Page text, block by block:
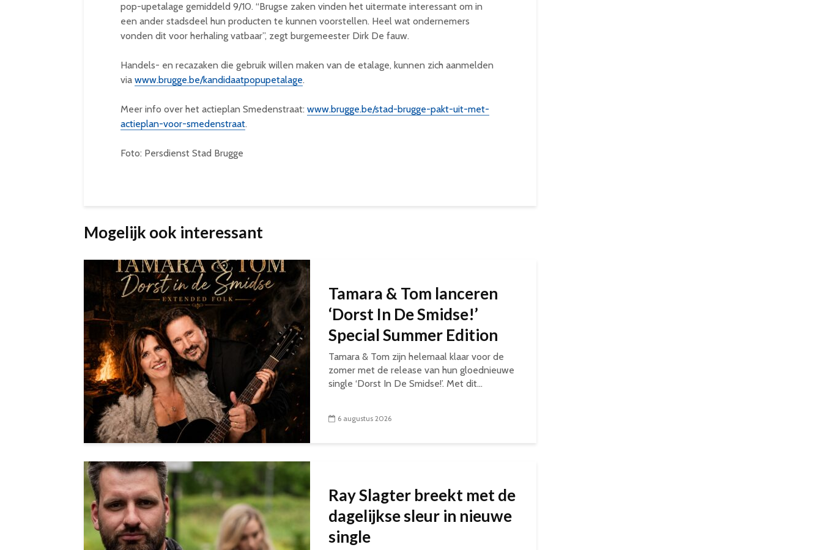
pop-upetalage gemiddeld 9/10. “Brugse zaken vinden het uitermate interessant om in
een ander stadsdeel hun producten te kunnen voorstellen. Heel wat ondernemers
vonden dit voor herhaling vatbaar”, zegt burgemeester Dirk De fauw.
Handels- en recazaken die gebruik willen maken van de etalage, kunnen zich aanmelden
via www.brugge.be/kandidaatpopupetalage.
Meer info over het actieplan Smedenstraat: www.brugge.be/stad-brugge-pakt-uit-met-
actieplan-voor-smedenstraat.
Foto: Persdienst Stad Brugge
Mogelijk ook interessant
Tamara & Tom lanceren
‘Dorst In De Smidse!’
Special Summer Edition
Tamara & Tom zijn helemaal klaar voor de
zomer met de release van hun gloednieuwe
single ‘Dorst In De Smidse!’. Met dit...
6 augustus 2026
Ray Slagter breekt met de
dagelijkse sleur in nieuwe
single